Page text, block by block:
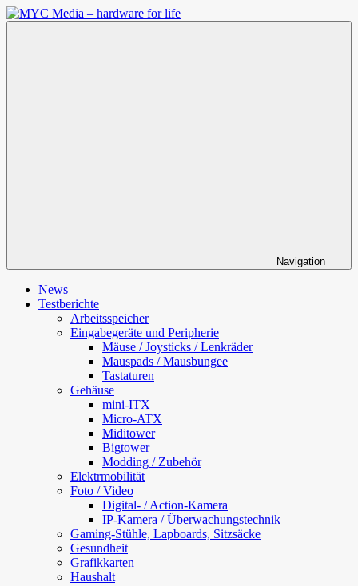
Zum
Inhalt
Navigation
News
Testberichte
Arbeitsspeicher
Eingabegeräte und Peripherie
Mäuse / Joysticks / Lenkräder
Mauspads / Mausbungee
Tastaturen
Gehäuse
mini-ITX
Micro-ATX
Miditower
Bigtower
Modding / Zubehör
Elektrmobilität
Foto / Video
Digital- / Action-Kamera
IP-Kamera / Überwachungstechnik
Gaming-Stühle, Lapboards, Sitzsäcke
Gesundheit
Grafikkarten
Haushalt